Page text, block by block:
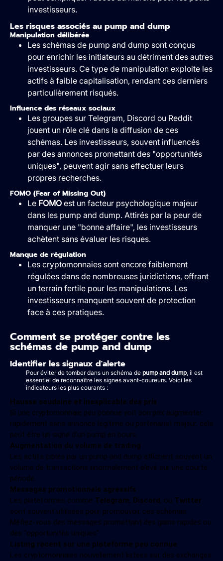
investisseurs.
Les risques associés au pump and dump
Manipulation délibérée
Les schémas de pump and dump sont conçus
pour enrichir les initiateurs au détriment des autres
investisseurs. Ce type de manipulation exploite les
actifs à faible capitalisation, rendant ces derniers
particulièrement risqués.
Influence des réseaux sociaux
Les groupes sur Telegram, Discord ou Reddit
jouent un rôle clé dans la diffusion de ces
schémas. Les investisseurs, souvent influencés
par des annonces promettant des "opportunités
uniques", peuvent agir sans effectuer leurs
propres recherches.
FOMO (Fear of Missing Out)
Le FOMO est un facteur psychologique majeur
dans les pump and dump. Attirés par la peur de
manquer une "bonne affaire", les investisseurs
achètent sans évaluer les risques.
Manque de régulation
Les cryptomonnaies sont encore faiblement
régulées dans de nombreuses juridictions, offrant
un terrain fertile pour les manipulations. Les
investisseurs manquent souvent de protection
face à ces pratiques.
Comment se protéger contre les
schémas de pump and dump
Identifier les signaux d'alerte
Pour éviter de tomber dans un schéma de pump and dump, il est
essentiel de reconnaître les signes avant-coureurs. Voici les
indicateurs les plus courants :
Hausse soudaine et inexplicable des prix :
Si une cryptomonnaie peu connue voit son prix augmenter
rapidement sans annonce légitime ou partenariat majeur, cela
peut être un signe d’un pump en cours.
Augmentation du volume de trading :
Les actifs ciblés par un pump and dump affichent souvent un
volume de transactions anormalement élevé sur une courte
période.
Messages promotionnels agressifs :
Les plateformes comme Telegram, Discord, ou Twitter
sont souvent utilisées pour promouvoir ces schémas.
Méfiez-vous des messages promettant des gains rapides ou
des "opportunités uniques".
Listing récent sur une plateforme peu connue :
Les cryptomonnaies nouvellement listées sur des exchanges